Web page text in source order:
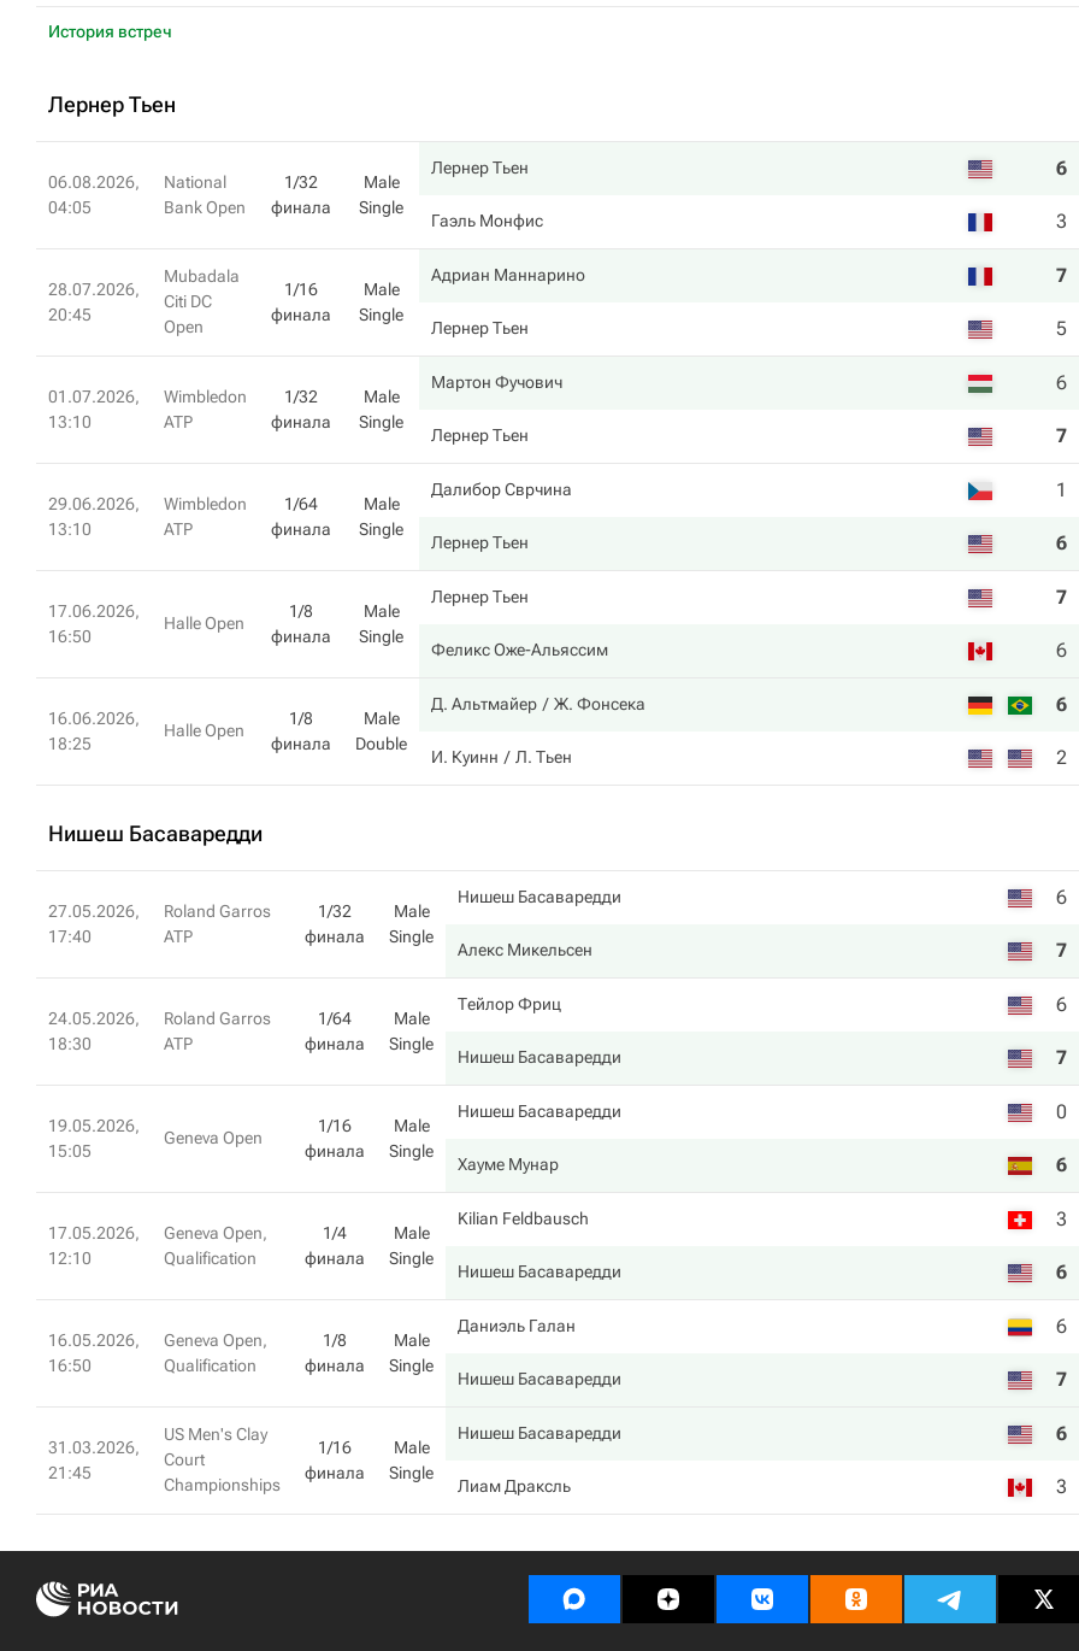
История встреч
Лернер Тьен
06.08.2026,
04:05
National
Bank Open
1/32
финала
Male
Single
Лернер Тьен 6
Гаэль Монфис 3
28.07.2026,
20:45
Mubadala
Citi DC
Open
1/16
финала
Male
Single
Адриан Маннарино 7
Лернер Тьен 5
01.07.2026,
13:10
Wimbledon
ATP
1/32
финала
Male
Single
Мартон Фучович 6
Лернер Тьен 7
29.06.2026,
13:10
Wimbledon
ATP
1/64
финала
Male
Single
Далибор Сврчина 1
Лернер Тьен 6
17.06.2026,
16:50
Halle Open
1/8
финала
Male
Single
Лернер Тьен 7
Феликс Оже-Альяссим 6
16.06.2026,
18:25
Halle Open
1/8
финала
Male
Double
Д. Альтмайер Ж. Фонсека 6
И. Куинн Л. Тьен 2
Нишеш Басаваредди
27.05.2026,
17:40
Roland Garros
ATP
1/32
финала
Male
Single
Нишеш Басаваредди 6
Алекс Микельсен 7
24.05.2026,
18:30
Roland Garros
ATP
1/64
финала
Male
Single
Тейлор Фриц 6
Нишеш Басаваредди 7
19.05.2026,
15:05
Geneva Open
1/16
финала
Male
Single
Нишеш Басаваредди 0
Хауме Мунар 6
17.05.2026,
12:10
Geneva Open,
Qualification
1/4
финала
Male
Single
Kilian Feldbausch 3
Нишеш Басаваредди 6
16.05.2026,
16:50
Geneva Open,
Qualification
1/8
финала
Male
Single
Даниэль Галан 6
Нишеш Басаваредди 7
31.03.2026,
21:45
US Men's Clay
Court
Championships
1/16
финала
Male
Single
Нишеш Басаваредди 6
Лиам Драксль 3